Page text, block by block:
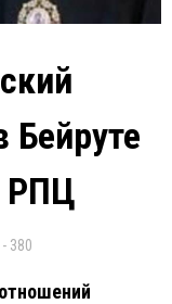
Бейруте
РПЦ
380